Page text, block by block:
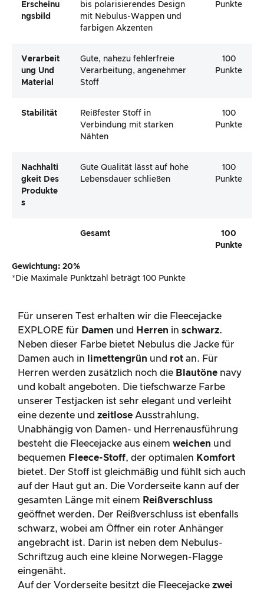
Erscheinu
Ngsbild
bis polarisierendes Design
mit Nebulus-Wappen und
farbigen Akzenten
Punkte
Verarbeit
Ung Und
Material
Gute, nahezu fehlerfreie
Verarbeitung, angenehmer
Stoff
100
Punkte
Stabilität
Reißfester Stoff in
Verbindung mit starken
Nähten
100
Punkte
Nachhalti
Gkeit Des
Produkte
S
Gute Qualität lässt auf hohe
Lebensdauer schließen
100
Punkte
Gesamt
100
Punkte
Gewichtung: 20%
*Die Maximale Punktzahl beträgt 100 Punkte
Für unseren Test erhalten wir die Fleecejacke
EXPLORE für Damen und Herren in schwarz.
Neben dieser Farbe bietet Nebulus die Jacke für
Damen auch in
limettengrün und rot an. Für
Herren werden zusätzlich noch die Blautöne navy
und kobalt angeboten. Die tiefschwarze Farbe
unserer Testjacken ist sehr elegant und verleiht
eine dezente und zeitlose Ausstrahlung.
Unabhängig von Damen- und Herrenausführung
besteht die Fleecejacke aus einem weichen und
bequemen Fleece-Stoff, der optimalen Komfort
bietet. Der Stoff ist gleichmäßig und fühlt sich auch
auf der Haut gut an. Die Vorderseite kann auf der
gesamten Länge mit einem Reißverschluss
geöffnet werden. Der Reißverschluss ist ebenfalls
schwarz, wobei am Öffner ein roter Anhänger
angebracht ist. Darin ist neben dem Nebulus-
Schriftzug auch eine kleine Norwegen-Flagge
eingenäht.
Auf der Vorderseite besitzt die Fleecejacke zwei